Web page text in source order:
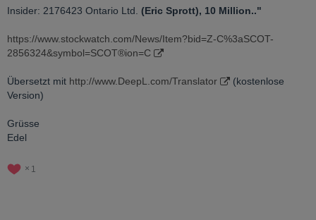
Insider: 2176423 Ontario Ltd. (Eric Sprott), 10 Million.."
https://www.stockwatch.com/News/Item?bid=Z-C%3aSCOT-
2856324&symbol=SCOT®ion=C
Übersetzt mit http://www.DeepL.com/Translator
(kostenlose
Version)
Grüsse
Edel
1